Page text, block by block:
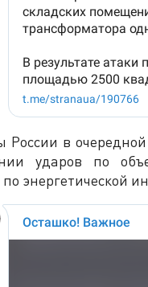
в
ударов по
энергетической